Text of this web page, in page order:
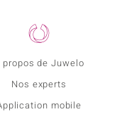
propos de Juwelo
Nos experts
mobile